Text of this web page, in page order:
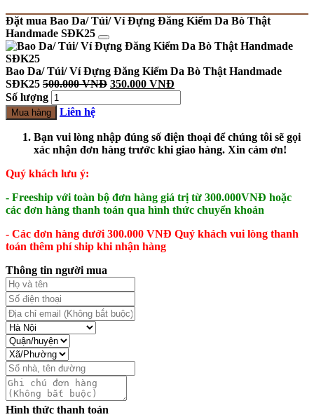
Đặt mua Bao Da/ Túi/ Ví Đựng Đăng Kiểm Da Bò Thật
Handmade SĐK25
Bao Da/ Túi/ Ví Đựng Đăng Kiểm Da Bò Thật Handmade
SĐK25 500.000VNĐ 350.000 VNĐ
Số lượng
Mua hàng Liên hệ
Bạn vui lòng nhập đúng số điện thoại để chúng tôi sẽ gọi
xác nhận đơn hàng trước khi giao hàng. Xin cảm ơn!
Quý khách lưu ý:
- Freeship với toàn bộ đơn hàng giá trị từ 300.000VNĐ hoặc
các đơn hàng thanh toán qua hình thức chuyển khoản
- Các đơn hàng dưới 300.000 VNĐ Quý khách vui lòng thanh
toán thêm phí ship khi nhận hàng
Thông tin người mua
Hình thức thanh toán